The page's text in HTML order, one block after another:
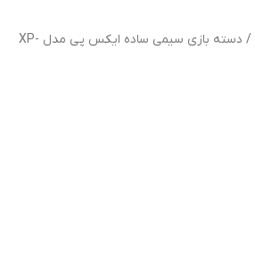
دسته بازی سیمی ساده ایکس پی مدل XP-